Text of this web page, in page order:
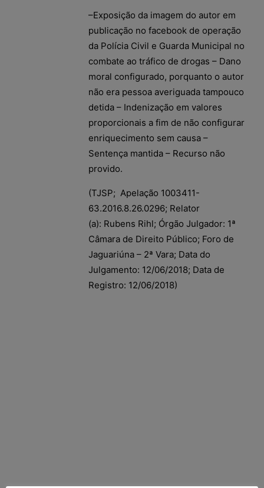
–Exposição da imagem do autor em
publicação no facebook de operação
da Polícia Civil e Guarda Municipal no
combate ao tráfico de drogas – Dano
moral configurado, porquanto o autor
não era pessoa averiguada tampouco
detida – Indenização em valores
proporcionais a fim de não configurar
enriquecimento sem causa –
Sentença mantida – Recurso não
provido.
(TJSP; Apelação 1003411-
63.2016.8.26.0296; Relator
(a): Rubens Rihl; Órgão Julgador: 1ª
Câmara de Direito Público; Foro de
Jaguariúna – 2ª Vara; Data do
Julgamento: 12/06/2018; Data de
Registro: 12/06/2018)